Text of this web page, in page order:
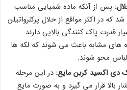
پس از آنکه ماده شمیایی مناسب
که در اکثر مواقع از حلال پرکلرواتیلن
قدرت پاک کنندگی بالایی دارند.
های مشابه باعث می شوند که لکه ها
محو شوند.
دی اکسید کربن مایع: در این مرحله
بالا قرار می گیرد و به صورت مایع